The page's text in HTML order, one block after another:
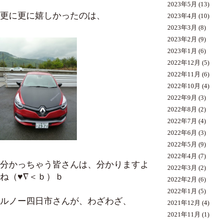
更に更に嬉しかったのは、
分かっちゃう皆さんは、分かりますよ
ね（♥∇＜ｂ）ｂ
ルノー四日市さんが、わざわざ、
2023年5月 (13)
2023年4月 (10)
2023年3月 (8)
2023年2月 (9)
2023年1月 (6)
2022年12月 (5)
2022年11月 (6)
2022年10月 (4)
2022年9月 (3)
2022年8月 (2)
2022年7月 (4)
2022年6月 (3)
2022年5月 (9)
2022年4月 (7)
2022年3月 (2)
2022年2月 (6)
2022年1月 (5)
2021年12月 (4)
2021年11月 (1)